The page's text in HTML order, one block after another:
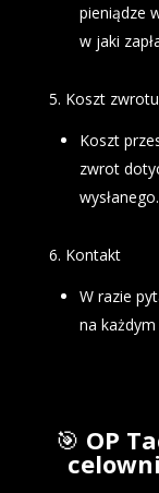
pieniądze
w jaki
5. Koszt zwrotu
Koszt
zwrot
wysłanego.
6. Kontakt
W razie
na
🎯 OP